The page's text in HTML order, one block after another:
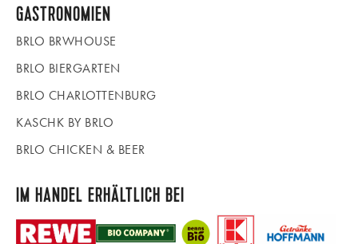
GASTRONOMIEN
BRLO BRWHOUSE
BRLO BIERGARTEN
BRLO CHARLOTTENBURG
KASCHK BY BRLO
BRLO CHICKEN & BEER
IM HANDEL ERHÄLTLICH BEI